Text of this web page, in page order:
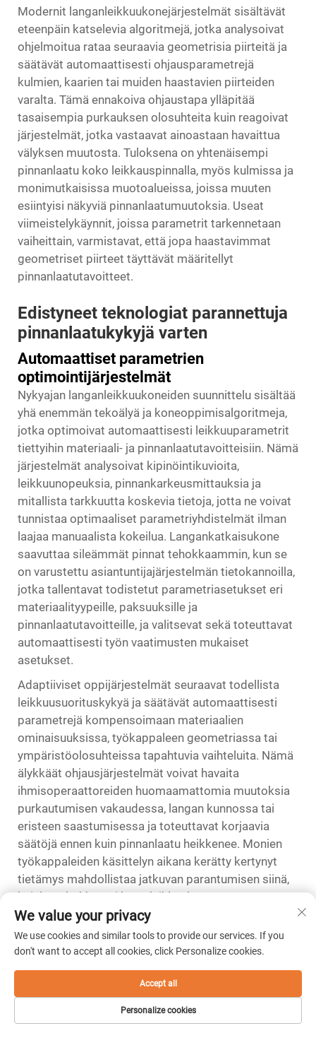
Modernit langanleikkuukonejärjestelmät sisältävät
eteenpäin katselevia algoritmejä, jotka analysoivat
ohjelmoitua rataa seuraavia geometrisia piirteitä ja
säätävät automaattisesti ohjausparametrejä
kulmien, kaarien tai muiden haastavien piirteiden
varalta. Tämä ennakoiva ohjaustapa ylläpitää
tasaisempia purkauksen olosuhteita kuin reagoivat
järjestelmät, jotka vastaavat ainoastaan havaittua
välyksen muutosta. Tuloksena on yhtenäisempi
pinnanlaatu koko leikkauspinnalla, myös kulmissa ja
monimutkaisissa muotoalueissa, joissa muuten
esiintyisi näkyviä pinnanlaatumuutoksia. Useat
viimeistelykäynnit, joissa parametrit tarkennetaan
vaiheittain, varmistavat, että jopa haastavimmat
geometriset piirteet täyttävät määritellyt
pinnanlaatutavoitteet.
Edistyneet teknologiat parannettuja
pinnanlaatukykyjä varten
Automaattiset parametrien
optimointijärjestelmät
Nykyajan langanleikkuukoneiden suunnittelu sisältää
yhä enemmän tekoälyä ja koneoppimisalgoritmeja,
jotka optimoivat automaattisesti leikkuuparametrit
tiettyihin materiaali- ja pinnanlaatutavoitteisiin. Nämä
järjestelmät analysoivat kipinöintikuvioita,
leikkuunopeuksia, pinnankarkeusmittauksia ja
mitallista tarkkuutta koskevia tietoja, jotta ne voivat
tunnistaa optimaaliset parametriyhdistelmät ilman
laajaa manuaalista kokeilua. Langankatkaisukone
saavuttaa sileämmät pinnat tehokkaammin, kun se
on varustettu asiantuntijajärjestelmän tietokannoilla,
jotka tallentavat todistetut parametriasetukset eri
materiaalityypeille, paksuuksille ja
pinnanlaatutavoitteille, ja valitsevat sekä toteuttavat
automaattisesti työn vaatimusten mukaiset
asetukset.
Adaptiiviset oppijärjestelmät seuraavat todellista
leikkuusuorituskykyä ja säätävät automaattisesti
parametrejä kompensoimaan materiaalien
ominaisuuksissa, työkappaleen geometriassa tai
ympäristöolosuhteissa tapahtuvia vaihteluita. Nämä
älykkäät ohjausjärjestelmät voivat havaita
ihmisoperaattoreiden huomaamattomia muutoksia
purkautumisen vakaudessa, langan kunnossa tai
eristeen saastumisessa ja toteuttavat korjaavia
säätöjä ennen kuin pinnanlaatu heikkenee. Monien
työkappaleiden käsittelyn aikana kerätty kertynyt
tietämys mahdollistaa jatkuvan parantumisen siinä,
kuinka tehokkaasti langaleikkuukone saavuttaa
sileän pinnanlaadun erilaisten sovellusten ja
käyttöolosuhteiden alla.
vinoleikkausmahdollisuudet
Edistyneet langanleikkuukoneiden asetukset neljän
We value your privacy
We use cookies and similar tools to provide our services. If you
don't want to accept all cookies, click Personalize cookies.
Personalize cookies
Accept all